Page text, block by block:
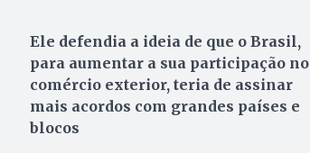
Ele defendia a ideia de que o Brasil,
para aumentar a sua participação no
comércio exterior, teria de assinar
mais acordos com grandes países e
blocos